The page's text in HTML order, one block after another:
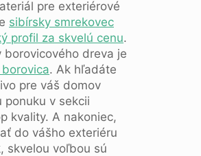
pre exteriérové
sibírsky smrekovec
profil za skvelú cenu.
borovicového dreva je
. Ak hľadáte
pre váš domov
ponuku v sekcii
kvality. A nakoniec,
do vášho exteriéru
skvelou voľbou sú